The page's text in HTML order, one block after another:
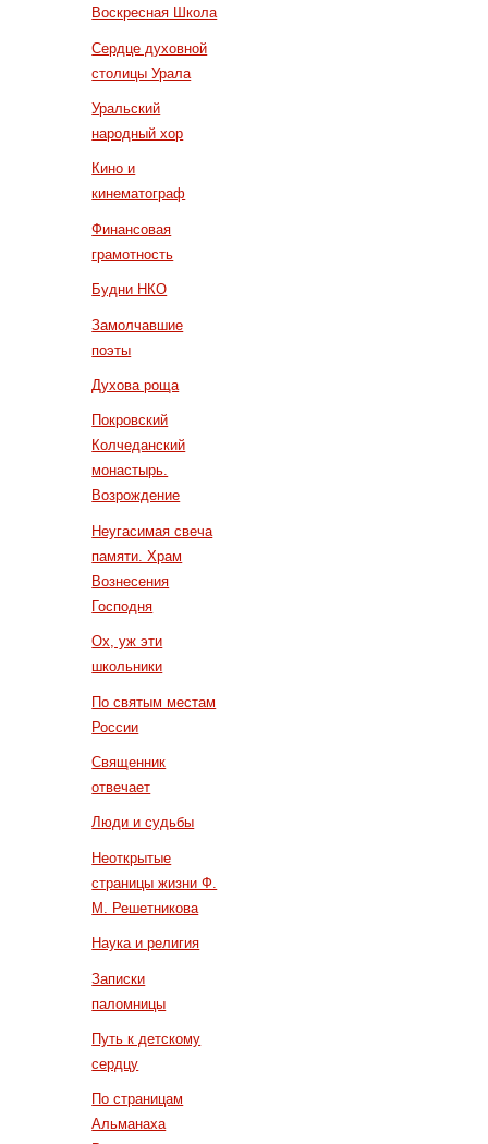
Воскресная Школа
Сердце духовной
столицы Урала
Уральский
народный хор
Кино и
кинематограф
Финансовая
грамотность
Будни НКО
Замолчавшие
поэты
Духова роща
Покровский
Колчеданский
монастырь.
Возрождение
Неугасимая свеча
памяти. Храм
Вознесения
Господня
Ох, уж эти
школьники
По святым местам
России
Священник
отвечает
Люди и судьбы
Неоткрытые
страницы жизни Ф.
М. Решетникова
Наука и религия
Записки
паломницы
Путь к детскому
сердцу
По страницам
Альманаха